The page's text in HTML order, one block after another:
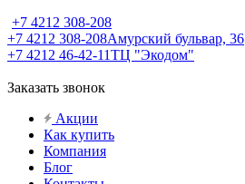
+7 4212 308-208
+7 4212 308-208Амурский бульвар, 36
+7 4212 46-42-11ТЦ "Экодом"
Заказать звонок
Акции
Как купить
Компания
Блог